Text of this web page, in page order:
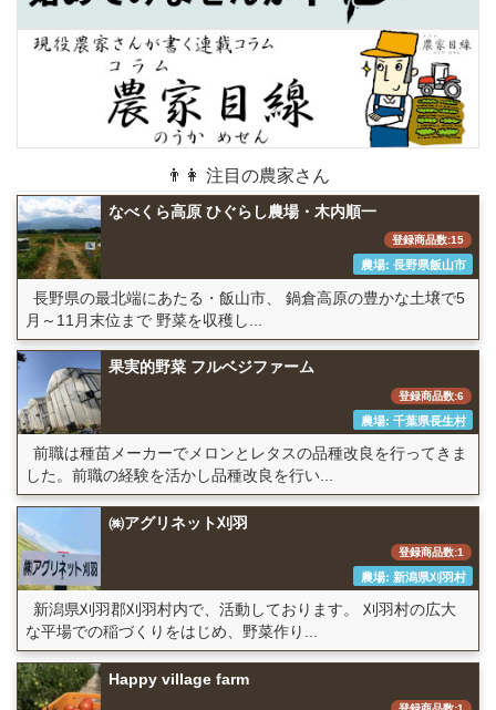
👨👩 注目の農家さん
なべくら高原 ひぐらし農場・木内順一
登録商品数:15
農場: 長野県飯山市
長野県の最北端にあたる・飯山市、 鍋倉高原の豊かな土壌で5
月～11月末位まで 野菜を収穫し...
果実的野菜 フルベジファーム
登録商品数:6
農場: 千葉県長生村
前職は種苗メーカーでメロンとレタスの品種改良を行ってきま
した。前職の経験を活かし品種改良を行い...
㈱アグリネット刈羽
登録商品数:1
農場: 新潟県刈羽村
新潟県刈羽郡刈羽村内で、活動しております。 刈羽村の広大
な平場での稲づくりをはじめ、野菜作り...
Happy village farm